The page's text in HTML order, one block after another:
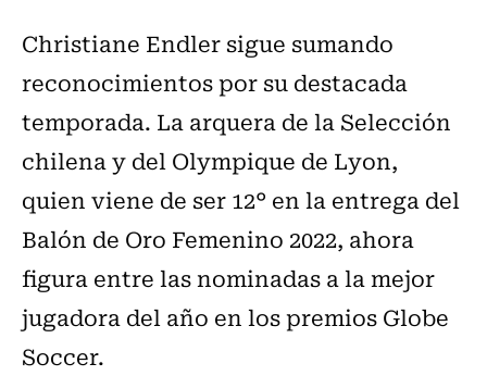
Christiane Endler sigue sumando
reconocimientos por su destacada
temporada. La arquera de la Selección
chilena y del Olympique de Lyon,
quien viene de ser 12° en la entrega del
Balón de Oro Femenino 2022, ahora
figura entre las nominadas a la mejor
jugadora del año en los premios Globe
Soccer.